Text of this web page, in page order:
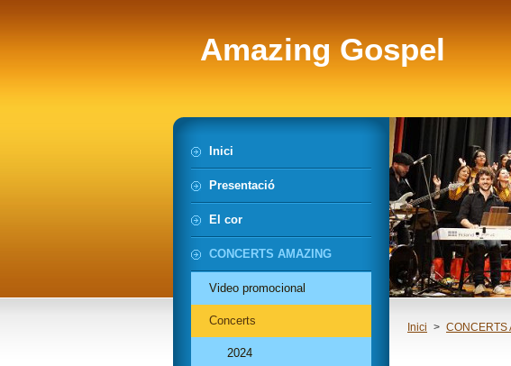
Amazing Gospel
Inici > CONCERTS
Inici
Presentació
El cor
CONCERTS AMAZING
Video promocional
Concerts
2024